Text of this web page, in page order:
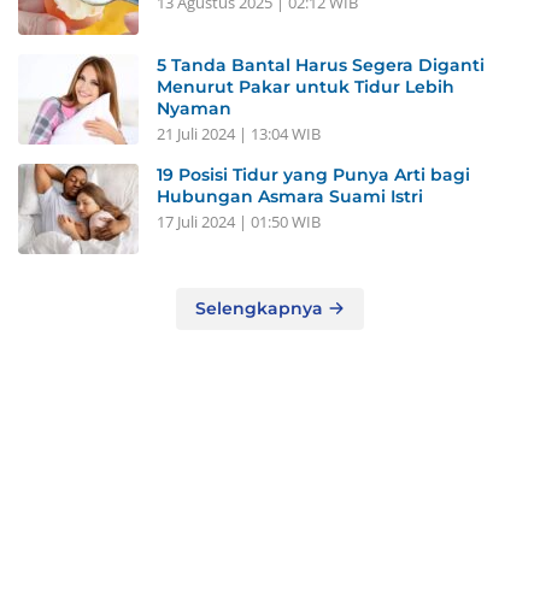
5 Tanda Bantal Harus Segera Diganti
Menurut Pakar untuk Tidur Lebih
Nyaman
21 Juli 2024 | 13:04 WIB
19 Posisi Tidur yang Punya Arti bagi
Hubungan Asmara Suami Istri
17 Juli 2024 | 01:50 WIB
Selengkapnya